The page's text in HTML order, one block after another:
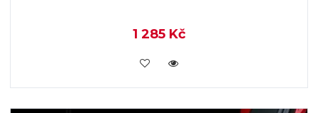
1 285 Kč
KOUPIT